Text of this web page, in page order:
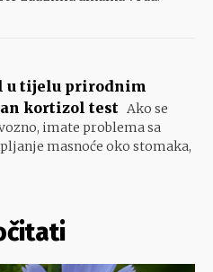
u tijelu prirodnim
kortizol test Ako se
imate problema sa
masnoće oko stomaka,